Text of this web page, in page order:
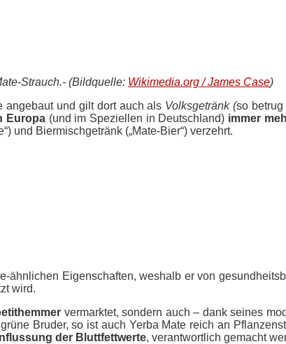
Strauch.- (Bildquelle: Wikimedia.org / James Case)
angebaut und gilt dort auch als Volksgetränk (so
Europa (und im Speziellen in Deutschland) immer
und Biermischgetränk („Mate-Bier“) verzehrt.
ähnlichen Eigenschaften, weshalb er von
wird.
vermarktet, sondern auch – dank seines
Bruder, so ist auch Yerba Mate reich an
der Bluttfettwerte, verantwortlich gemacht